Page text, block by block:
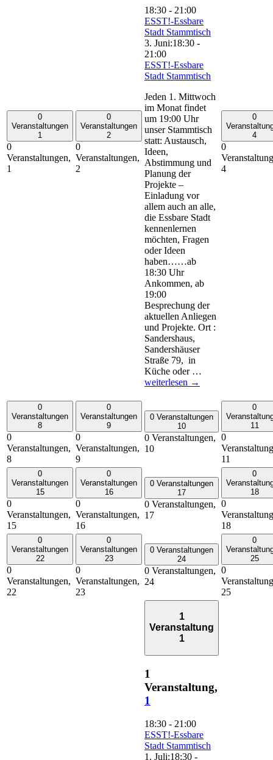
0
Veranstaltungen
1
0
Veranstaltungen,
1
0
Veranstaltungen
2
0
Veranstaltungen,
2
18:30 - 21:00
ESST!-Essbare
Stadt Stammtisch
3. Juni:18:30 -
21:00
ESST!-Essbare
Stadt Stammtisch
Jeden 1. Mittwoch
im Monat findet
um 19:00 Uhr
unser Stammtisch
statt: Austausch,
Ideen,
Abstimmung und
Planung der
Projekte –
Einladung vor
allem auch an alle,
die Essbare Stadt
kennenlernen
möchten, Fragen
oder Ideen
haben……ab
18:30 Uhr
Ankommen, ab
19:00
Besprechung der
aktuellen Anliegen
und Projekte. Ort :
Sandershaus,
Sandershäuser
Straße 79, in
Küche oder …
Stammtisch
weiterlesen →
0
4
0
4
0
Veranstaltungen
8
0
Veranstaltungen,
8
0
Veranstaltungen
9
0
Veranstaltungen,
9
0 Veranstaltungen
10
0 Veranstaltungen,
10
0
11
0
11
0
Veranstaltungen
15
0
Veranstaltungen,
15
0
Veranstaltungen
16
0
Veranstaltungen,
16
0 Veranstaltungen
17
0 Veranstaltungen,
17
0
18
0
18
0
Veranstaltungen
22
0
Veranstaltungen,
22
0
Veranstaltungen
23
0
Veranstaltungen,
23
0 Veranstaltungen
24
0 Veranstaltungen,
24
0
25
0
25
1
Veranstaltung
1
1
Veranstaltung,
1
18:30 - 21:00
ESST!-Essbare
Stadt Stammtisch
1. Juli:18:30 -